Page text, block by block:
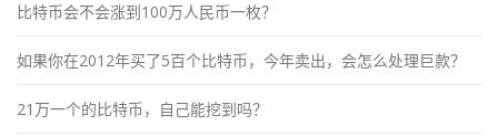
比特币会不会涨到100万人民币一枚？
如果你在2012年买了5百个比特币，今年卖出，会怎么处理巨款？
21万一个的比特币，自己能挖到吗？